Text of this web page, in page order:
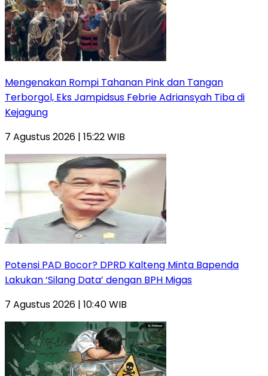
Mengenakan Rompi Tahanan Pink dan Tangan
Terborgol, Eks Jampidsus Febrie Adriansyah Tiba di
Kejagung
7 Agustus 2026 | 15:22 WIB
Potensi PAD Bocor? DPRD Kalteng Minta Bapenda
Lakukan ‘Silang Data’ dengan BPH Migas
7 Agustus 2026 | 10:40 WIB